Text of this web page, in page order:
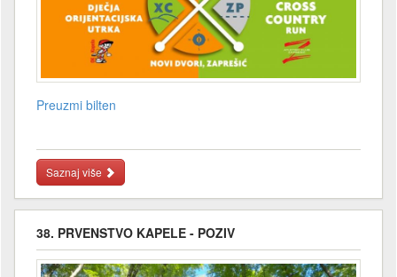
Preuzmi bilten
Saznaj više
38. PRVENSTVO KAPELE - POZIV